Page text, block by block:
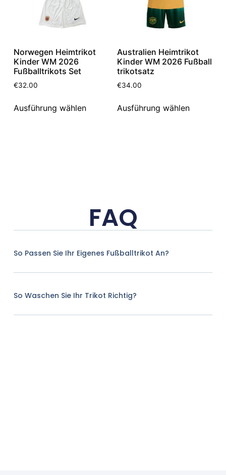
Norwegen Heimtrikot
Kinder WM 2026
Fußballtrikots Set
€32.00
Ausführung wählen
Australien Heimtrikot
Kinder WM 2026 Fußball
trikotsatz
€34.00
Ausführung wählen
FAQ
So Passen Sie Ihr Eigenes Fußballtrikot An?
So Waschen Sie Ihr Trikot Richtig?